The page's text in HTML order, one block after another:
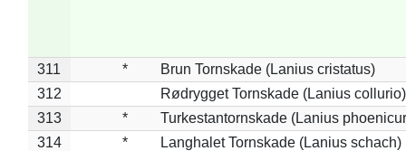
311 *
Brun Tornskade (Lanius cristatus)
312
Rødrygget Tornskade (Lanius collurio)
313
*
Turkestantornskade (Lanius
314
*
Langhalet Tornskade (Lanius schach)